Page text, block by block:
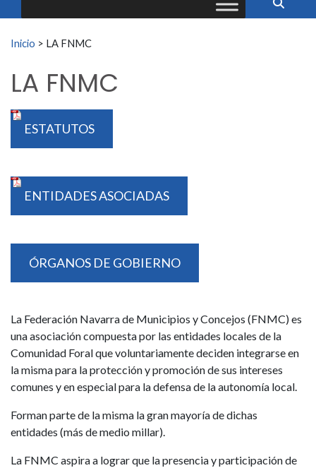
Buscar:
Inicio > LA FNMC
LA FNMC
ESTATUTOS
ENTIDADES ASOCIADAS
ÓRGANOS DE GOBIERNO
La Federación Navarra de Municipios y Concejos (FNMC) es
una asociación compuesta por las entidades locales de la
Comunidad Foral que voluntariamente deciden integrarse en
la misma para la protección y promoción de sus intereses
comunes y en especial para la defensa de la autonomía local.
Forman parte de la misma la gran mayoría de dichas
entidades (más de medio millar).
La FNMC aspira a lograr que la presencia y participación de